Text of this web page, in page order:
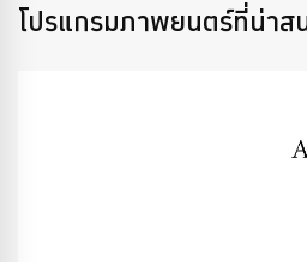
โปรแกรมภาพยนตร์ที่น่าส